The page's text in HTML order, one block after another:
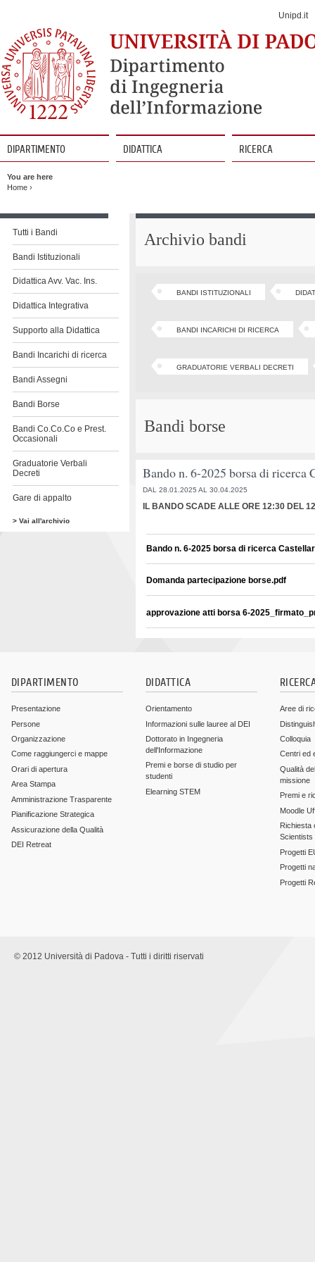
Unipd.it
DIPARTIMENTO DIDATTICA RICERCA
contenuto
You are here
Home ›
Vai
contenuto
Tutti i Bandi
Bandi Istituzionali
Didattica Avv. Vac. Ins.
Didattica Integrativa
Supporto alla Didattica
Bandi Incarichi di ricerca
Bandi Assegni
Bandi Borse
Bandi Co.Co.Co e Prest.
Occasionali
Graduatorie Verbali
Decreti
Gare di appalto
> Vai all'archivio
Archivio bandi
BANDI ISTITUZIONALI
BANDI INCARICHI DI RICERCA
GRADUATORIE VERBALI DECRETI
Bandi borse
Bando n. 6-2025 borsa di ricerca
DAL 28.01.2025 AL 30.04.2025
IL BANDO SCADE ALLE ORE 12:30 DEL
Bando n. 6-2025 borsa di ricerca
Domanda partecipazione borse.pdf
approvazione atti borsa 6-
DIPARTIMENTO
Presentazione
Persone
Organizzazione
Come raggiungerci e mappe
Orari di apertura
Area Stampa
Amministrazione Trasparente
Pianificazione Strategica
Assicurazione della Qualità
DEI Retreat
DIDATTICA
Orientamento
Informazioni sulle lauree al DEI
Dottorato in Ingegneria
dell'Informazione
Premi e borse di studio per
studenti
Elearning STEM
Aree di
Colloquia
Centri ed
Qualità
missione
Premi e
Moodle
Richiesta
Scientists
Progetti
Progetti
Progetti
© 2012 Università di Padova - Tutti i diritti riservati